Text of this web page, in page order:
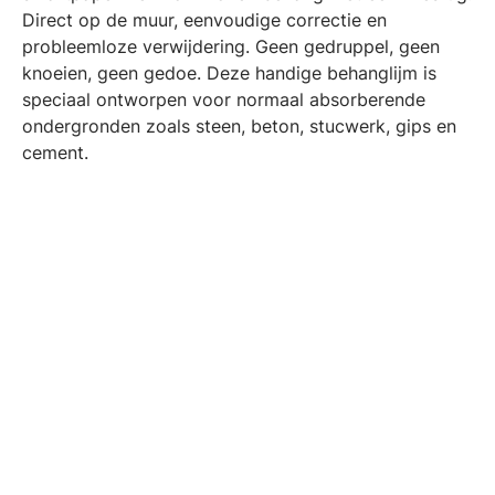
Direct op de muur, eenvoudige correctie en
probleemloze verwijdering. Geen gedruppel, geen
knoeien, geen gedoe. Deze handige behanglijm is
speciaal ontworpen voor normaal absorberende
ondergronden zoals steen, beton, stucwerk, gips en
cement.